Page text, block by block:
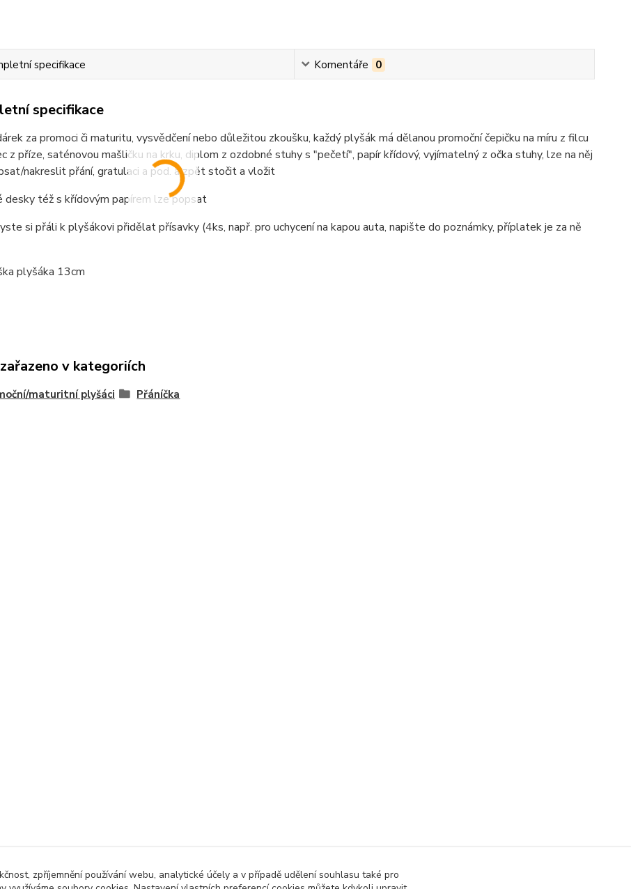
specifikace Komentáře 0
specifikace
za promoci či maturitu, vysvědčení nebo důležitou zkoušku, každý plyšák má dělanou promoční čepičku na míru z filcu
z příze, saténovou mašličku na krku, diplom z ozdobné stuhy s "pečetí", papír křídový, vyjímatelný z očka stuhy, lze na něj
nakreslit přání, gratulaci a pod. a zpět stočit a vložit
desky též s křídovým papírem lze popsat
si přáli k plyšákovi přidělat přísavky (4ks, např. pro uchycení na kapou auta, napište do poznámky, příplatek je za ně
plyšáka 13cm
v kategoriích
maturitní plyšáci Přáníčka
zpříjemnění používání webu, analytické účely a v případě udělení souhlasu také pro